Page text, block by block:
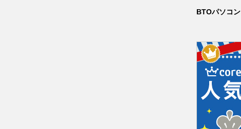
BTOパソコン